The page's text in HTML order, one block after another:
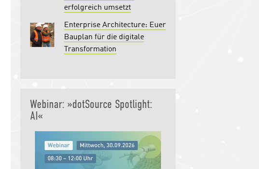
erfolgreich umsetzt
Enterprise Architecture: Euer
Bauplan für die digitale
Transformation
Webinar: »dotSource Spotlight:
AI«